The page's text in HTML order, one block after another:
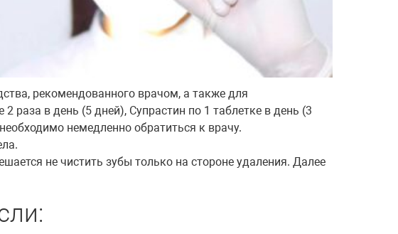
рекомендованного врачом, а также для
раза в день (5 дней), Супрастин по 1 таблетке в день (3
немедленно обратиться к врачу.
не чистить зубы только на стороне удаления. Далее